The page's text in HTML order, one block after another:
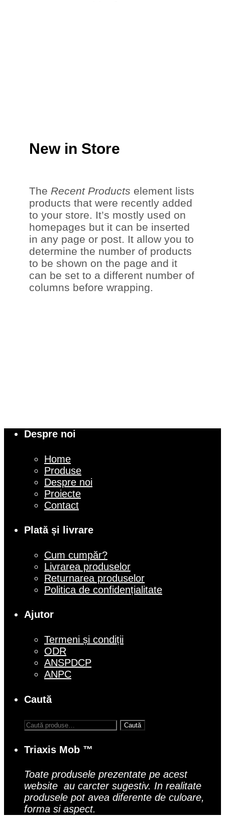
New in Store
The Recent Products element lists
products that were recently added
to your store. It’s mostly used on
homepages but it can be inserted
in any page or post. It allow you to
determine the number of products
to be shown on the page and it
can be set to a different number of
columns before wrapping.
Despre noi
Home
Produse
Despre noi
Proiecte
Contact
Plată și livrare
Cum cumpăr?
Livrarea produselor
Returnarea produselor
Politica de confidențialitate
Ajutor
Termeni și condiții
ODR
ANSPDCP
ANPC
Caută
Caută
Triaxis Mob ™
Toate produsele prezentate pe acest
website au carcter sugestiv. In realitate
produsele pot avea diferente de culoare,
forma si aspect.